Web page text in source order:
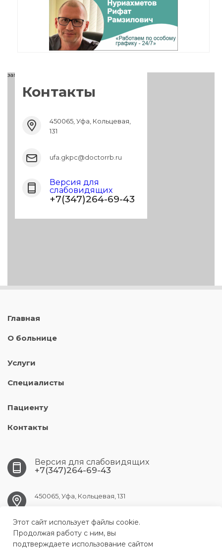
загрузка карты...
Контакты
450065, Уфа, Кольцевая,
131
ufa.gkpc@doctorrb.ru
Версия для
слабовидящих
+7(347)264-69-43
Главная
О больнице
Услуги
Специалисты
Пациенту
Контакты
Версия для слабовидящих
+7(347)264-69-43
450065, Уфа, Кольцевая, 131
ufa.gkpc@doctorrb.ru
Этот сайт использует файлы cookie.
Продолжая работу с ним, вы
подтверждаете использование сайтом